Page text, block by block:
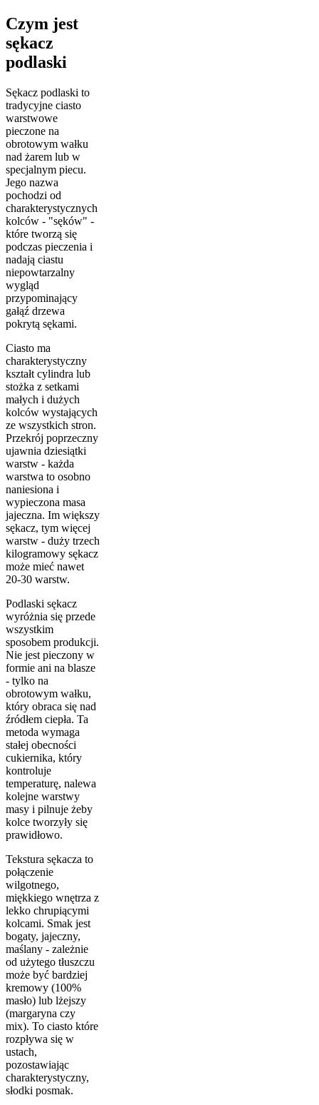
Czym jest
sękacz
podlaski
Sękacz podlaski to
tradycyjne ciasto
warstwowe
pieczone na
obrotowym wałku
nad żarem lub w
specjalnym piecu.
Jego nazwa
pochodzi od
charakterystycznych
kolców - "sęków" -
które tworzą się
podczas pieczenia i
nadają ciastu
niepowtarzalny
wygląd
przypominający
gałąź drzewa
pokrytą sękami.
Ciasto ma
charakterystyczny
kształt cylindra lub
stożka z setkami
małych i dużych
kolców wystających
ze wszystkich stron.
Przekrój poprzeczny
ujawnia dziesiątki
warstw - każda
warstwa to osobno
naniesiona i
wypieczona masa
jajeczna. Im większy
sękacz, tym więcej
warstw - duży trzech
kilogramowy sękacz
może mieć nawet
20-30 warstw.
Podlaski sękacz
wyróżnia się przede
wszystkim
sposobem produkcji.
Nie jest pieczony w
formie ani na blasze
- tylko na
obrotowym wałku,
który obraca się nad
źródłem ciepła. Ta
metoda wymaga
stałej obecności
cukiernika, który
kontroluje
temperaturę, nalewa
kolejne warstwy
masy i pilnuje żeby
kolce tworzyły się
prawidłowo.
Tekstura sękacza to
połączenie
wilgotnego,
miękkiego wnętrza z
lekko chrupiącymi
kolcami. Smak jest
bogaty, jajeczny,
maślany - zależnie
od użytego tłuszczu
może być bardziej
kremowy (100%
masło) lub lżejszy
(margaryna czy
mix). To ciasto które
rozpływa się w
ustach,
pozostawiając
charakterystyczny,
słodki posmak.